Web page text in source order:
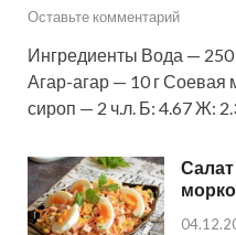
Оставьте комментарий
Ингредиенты Вода —
Агар-агар — 10 г Соевая
сироп — 2 ч.л. Б: 4.67 Ж:
Салат